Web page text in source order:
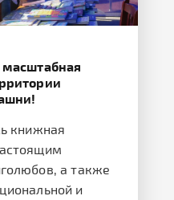
масштабная
книжная
а также
и